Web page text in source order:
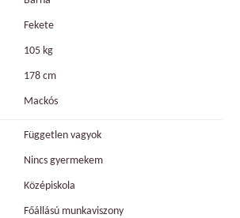
Fekete
105 kg
178 cm
Mackós
Független vagyok
Nincs gyermekem
Középiskola
Főállású munkaviszony